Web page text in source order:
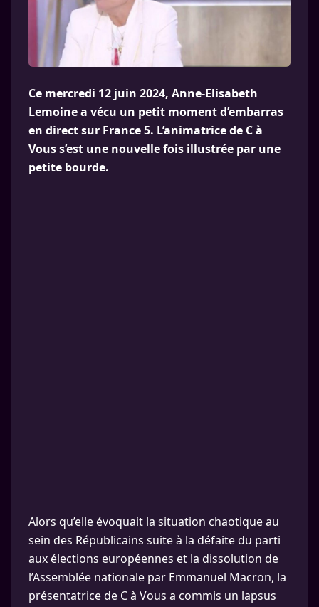
Ce mercredi 12 juin 2024, Anne-Elisabeth
Lemoine a vécu un petit moment d’embarras
en direct sur France 5. L’animatrice de C à
Vous s’est une nouvelle fois illustrée par une
petite bourde.
Alors qu’elle évoquait la situation chaotique au
sein des Républicains suite à la défaite du parti
aux élections européennes et la dissolution de
l’Assemblée nationale par Emmanuel Macron, la
présentatrice de C à Vous a commis un lapsus